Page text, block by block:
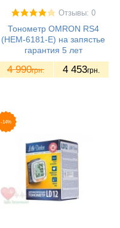
Отзывы: 0
Тонометр OMRON RS4
(НЕМ-6181-E) на запястье
гарантия 5 лет
4 990грн. 4 453грн.
-14%